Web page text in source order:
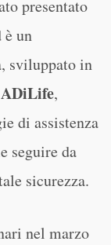
presentato
è un
sviluppato in
ADiLife,
di assistenza
seguire da
sicurezza.
nel marzo